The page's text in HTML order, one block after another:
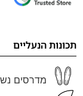
תכונות הנעליים
מדרסים